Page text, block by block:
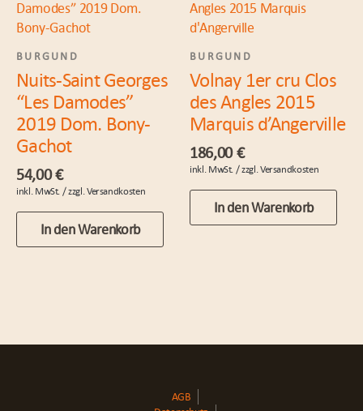
BURGUND
Nuits-Saint Georges
“Les Damodes”
2019 Dom. Bony-
Gachot
54,00€
In den Warenkorb
BURGUND
Volnay 1er cru Clos
des Angles 2015
Marquis d’Angerville
186,00€
In den Warenkorb
AGB